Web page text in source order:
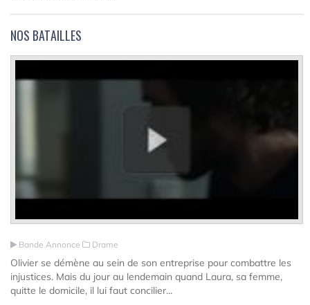
NOS BATAILLES
Bande Annonce Drame
Olivier se démène au sein de son entreprise pour combattre les
injustices. Mais du jour au lendemain quand Laura, sa femme,
quitte le domicile, il lui faut concilier...